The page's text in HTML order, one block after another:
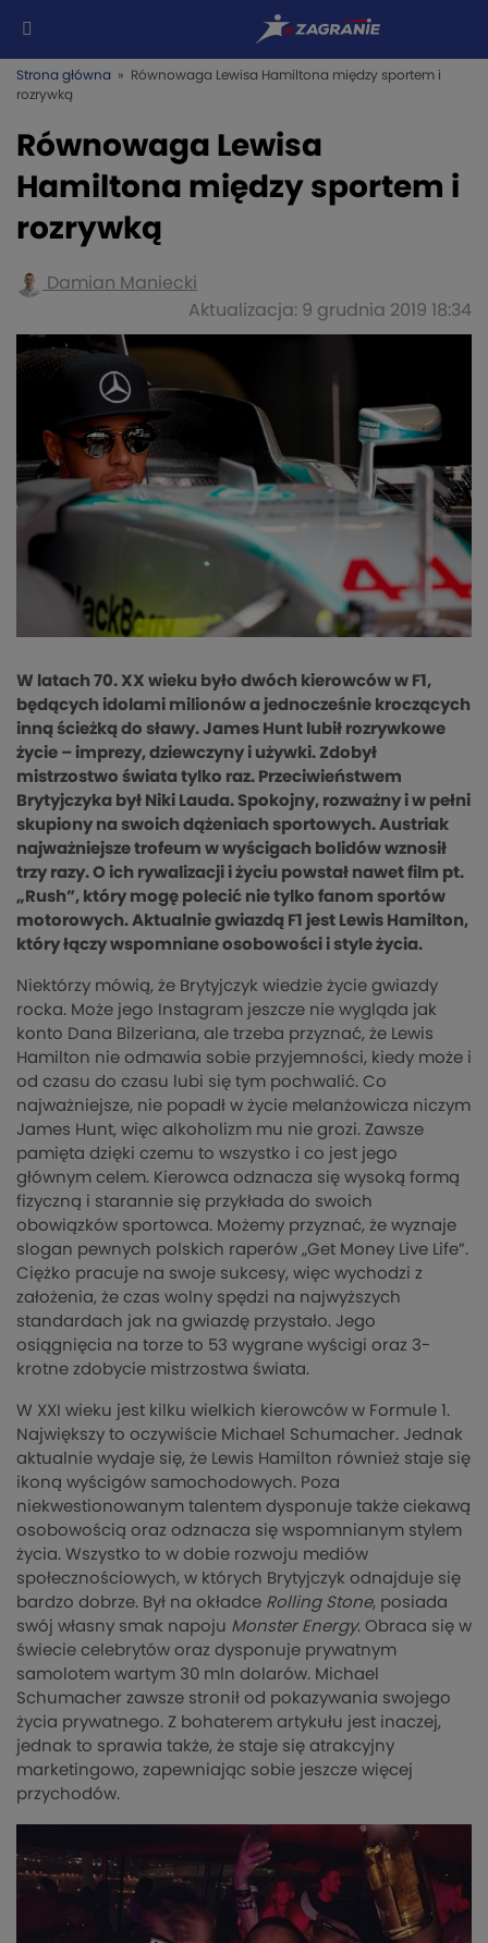
Strona główna » Równowaga Lewisa Hamiltona między sportem i
rozrywką
Równowaga Lewisa
Hamiltona między sportem i
rozrywką
Damian Maniecki
Aktualizacja: 9 grudnia 2019 18:34
W latach 70. XX wieku było dwóch kierowców w F1,
będących idolami milionów a jednocześnie kroczących
inną ścieżką do sławy. James Hunt lubił rozrywkowe
życie – imprezy, dziewczyny i używki. Zdobył
mistrzostwo świata tylko raz. Przeciwieństwem
Brytyjczyka był Niki Lauda. Spokojny, rozważny i w pełni
skupiony na swoich dążeniach sportowych. Austriak
najważniejsze trofeum w wyścigach bolidów wznosił
trzy razy. O ich rywalizacji i życiu powstał nawet film pt.
„Rush”, który mogę polecić nie tylko fanom sportów
motorowych. Aktualnie gwiazdą F1 jest Lewis Hamilton,
który łączy wspomniane osobowości i style życia.
Niektórzy mówią, że Brytyjczyk wiedzie życie gwiazdy
rocka. Może jego Instagram jeszcze nie wygląda jak
konto Dana Bilzeriana, ale trzeba przyznać, że Lewis
Hamilton nie odmawia sobie przyjemności, kiedy może i
od czasu do czasu lubi się tym pochwalić. Co
najważniejsze, nie popadł w życie melanżowicza niczym
James Hunt, więc alkoholizm mu nie grozi. Zawsze
pamięta dzięki czemu to wszystko i co jest jego
głównym celem. Kierowca odznacza się wysoką formą
fizyczną i starannie się przykłada do swoich
obowiązków sportowca. Możemy przyznać, że wyznaje
slogan pewnych polskich raperów „Get Money Live Life”.
Ciężko pracuje na swoje sukcesy, więc wychodzi z
założenia, że czas wolny spędzi na najwyższych
standardach jak na gwiazdę przystało. Jego
osiągnięcia na torze to 53 wygrane wyścigi oraz 3-
krotne zdobycie mistrzostwa świata.
W XXI wieku jest kilku wielkich kierowców w Formule 1.
Największy to oczywiście Michael Schumacher. Jednak
aktualnie wydaje się, że Lewis Hamilton również staje się
ikoną wyścigów samochodowych. Poza
niekwestionowanym talentem dysponuje także ciekawą
osobowością oraz odznacza się wspomnianym stylem
życia. Wszystko to w dobie rozwoju mediów
społecznościowych, w których Brytyjczyk odnajduje się
bardzo dobrze. Był na okładce Rolling Stone, posiada
swój własny smak napoju Monster Energy. Obraca się w
świecie celebrytów oraz dysponuje prywatnym
samolotem wartym 30 mln dolarów. Michael
Schumacher zawsze stronił od pokazywania swojego
życia prywatnego. Z bohaterem artykułu jest inaczej,
jednak to sprawia także, że staje się atrakcyjny
marketingowo, zapewniając sobie jeszcze więcej
przychodów.